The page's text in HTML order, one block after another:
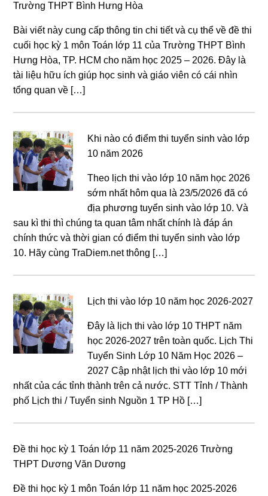
Trường THPT Bình Hưng Hòa
Bài viết này cung cấp thông tin chi tiết và cụ thể về đề thi
cuối học kỳ 1 môn Toán lớp 11 của Trường THPT Bình
Hưng Hòa, TP. HCM cho năm học 2025 – 2026. Đây là
tài liệu hữu ích giúp học sinh và giáo viên có cái nhìn
tổng quan về […]
Khi nào có điểm thi tuyển sinh vào lớp
10 năm 2026
Theo lịch thi vào lớp 10 năm học 2026
sớm nhất hôm qua là 23/5/2026 đã có
địa phương tuyển sinh vào lớp 10. Và
sau kì thi thì chúng ta quan tâm nhất chính là đáp án
chính thức và thời gian có điểm thi tuyển sinh vào lớp
10. Hãy cùng TraDiem.net thông […]
Lịch thi vào lớp 10 năm học 2026-2027
Đây là lịch thi vào lớp 10 THPT năm
học 2026-2027 trên toàn quốc. Lịch Thi
Tuyển Sinh Lớp 10 Năm Học 2026 –
2027 Cập nhật lịch thi vào lớp 10 mới
nhất của các tỉnh thành trên cả nước. STT Tỉnh / Thành
phố Lịch thi / Tuyển sinh Nguồn 1 TP Hồ […]
Đề thi học kỳ 1 Toán lớp 11 năm 2025-2026 Trường
THPT Dương Văn Dương
Đề thi học kỳ 1 môn Toán lớp 11 năm học 2025-2026